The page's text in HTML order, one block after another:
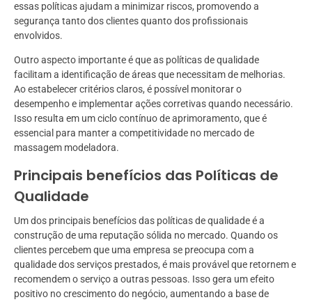
essas políticas ajudam a minimizar riscos, promovendo a
segurança tanto dos clientes quanto dos profissionais
envolvidos.
Outro aspecto importante é que as políticas de qualidade
facilitam a identificação de áreas que necessitam de melhorias.
Ao estabelecer critérios claros, é possível monitorar o
desempenho e implementar ações corretivas quando necessário.
Isso resulta em um ciclo contínuo de aprimoramento, que é
essencial para manter a competitividade no mercado de
massagem modeladora.
Principais benefícios das Políticas de
Qualidade
Um dos principais benefícios das políticas de qualidade é a
construção de uma reputação sólida no mercado. Quando os
clientes percebem que uma empresa se preocupa com a
qualidade dos serviços prestados, é mais provável que retornem e
recomendem o serviço a outras pessoas. Isso gera um efeito
positivo no crescimento do negócio, aumentando a base de